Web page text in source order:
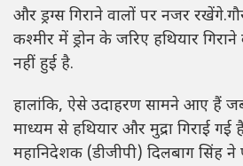
और ड्रग्स गिराने वालों पर नजर
कश्मीर में ड्रोन के जरिए हथियार
नहीं हुई है.
हालांकि, ऐसे उदाहरण सामने आए हैं
माध्यम से हथियार और मुद्रा गिराई गई
महानिदेशक (डीजीपी) दिलबाग सिंह ने